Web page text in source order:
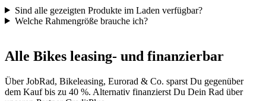
Sind alle gezeigten Produkte im Laden verfügbar?
Welche Rahmengröße brauche ich?
Alle Bikes leasing- und finanzierbar
Über JobRad, Bikeleasing, Eurorad & Co. sparst Du gegenüber
dem Kauf bis zu 40 %. Alternativ finanzierst Du Dein Rad über